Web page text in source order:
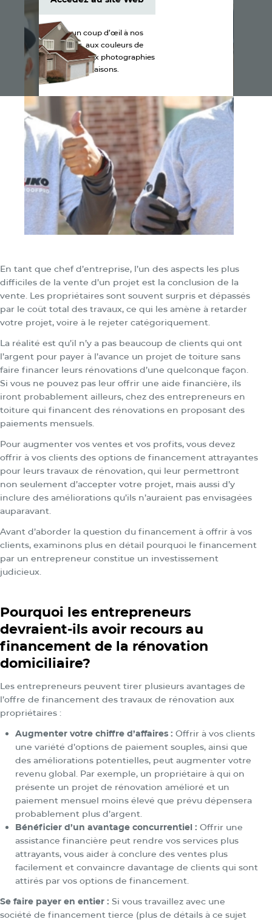
En tant que chef d’entreprise, l’un des aspects les plus
difficiles de la vente d’un projet est la conclusion de la
vente. Les propriétaires sont souvent surpris et dépassés
par le coût total des travaux, ce qui les amène à retarder
votre projet, voire à le rejeter catégoriquement.
La réalité est qu’il n’y a pas beaucoup de clients qui ont
l’argent pour payer à l’avance un projet de toiture sans
faire financer leurs rénovations d’une quelconque façon.
Si vous ne pouvez pas leur offrir une aide financière, ils
iront probablement ailleurs, chez des entrepreneurs en
toiture qui financent des rénovations en proposant des
paiements mensuels.
Pour augmenter vos ventes et vos profits, vous devez
offrir à vos clients des options de financement attrayantes
pour leurs travaux de rénovation, qui leur permettront
non seulement d’accepter votre projet, mais aussi d’y
inclure des améliorations qu’ils n’auraient pas envisagées
auparavant.
Avant d’aborder la question du financement à offrir à vos
clients, examinons plus en détail pourquoi le financement
par un entrepreneur constitue un investissement
judicieux.
Pourquoi les entrepreneurs
devraient-ils avoir recours au
financement de la rénovation
domiciliaire?
Les entrepreneurs peuvent tirer plusieurs avantages de
l’offre de financement des travaux de rénovation aux
propriétaires :
Augmenter votre chiffre d’affaires : Offrir à vos clients
une variété d’options de paiement souples, ainsi que
des améliorations potentielles, peut augmenter votre
revenu global. Par exemple, un propriétaire à qui on
présente un projet de rénovation amélioré et un
paiement mensuel moins élevé que prévu dépensera
probablement plus d’argent.
Bénéficier d’un avantage concurrentiel : Offrir une
assistance financière peut rendre vos services plus
attrayants, vous aider à conclure des ventes plus
facilement et convaincre davantage de clients qui sont
attirés par vos options de financement.
Se faire payer en entier : Si vous travaillez avec une
société de financement tierce (plus de détails à ce sujet
Accédez au site Web
Jetez un coup d’œil à nos
produits, aux couleurs de
bardeaux et aux photographies
de maisons.